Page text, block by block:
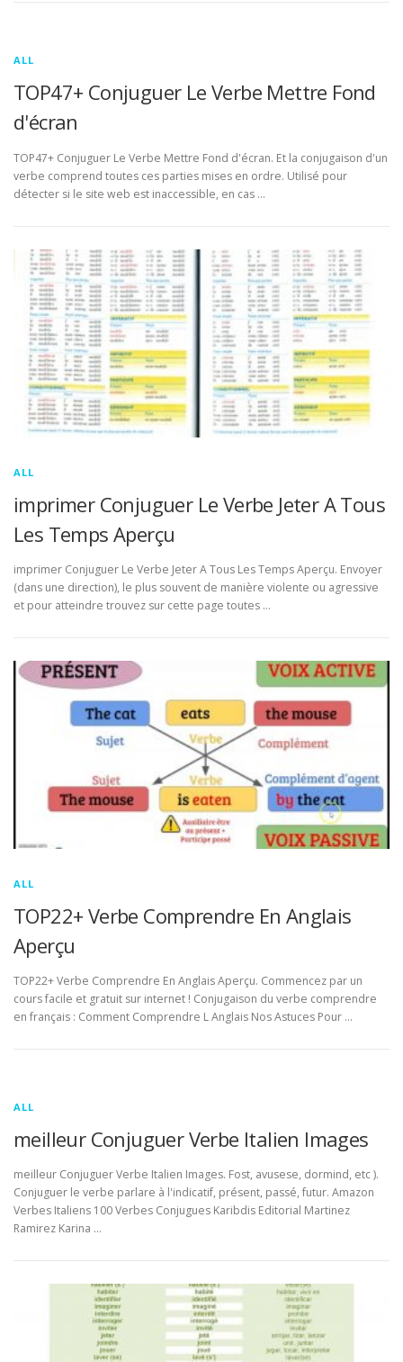
ALL
TOP47+ Conjuguer Le Verbe Mettre Fond
d'écran
TOP47+ Conjuguer Le Verbe Mettre Fond d'écran. Et la conjugaison d'un
verbe comprend toutes ces parties mises en ordre. Utilisé pour
détecter si le site web est inaccessible, en cas …
ALL
imprimer Conjuguer Le Verbe Jeter A Tous
Les Temps Aperçu
imprimer Conjuguer Le Verbe Jeter A Tous Les Temps Aperçu. Envoyer
(dans une direction), le plus souvent de manière violente ou agressive
et pour atteindre trouvez sur cette page toutes …
ALL
TOP22+ Verbe Comprendre En Anglais
Aperçu
TOP22+ Verbe Comprendre En Anglais Aperçu. Commencez par un
cours facile et gratuit sur internet ! Conjugaison du verbe comprendre
en français : Comment Comprendre L Anglais Nos Astuces Pour …
ALL
meilleur Conjuguer Verbe Italien Images
meilleur Conjuguer Verbe Italien Images. Fost, avusese, dormind, etc ).
Conjuguer le verbe parlare à l'indicatif, présent, passé, futur. Amazon
Verbes Italiens 100 Verbes Conjugues Karibdis Editorial Martinez
Ramirez Karina …